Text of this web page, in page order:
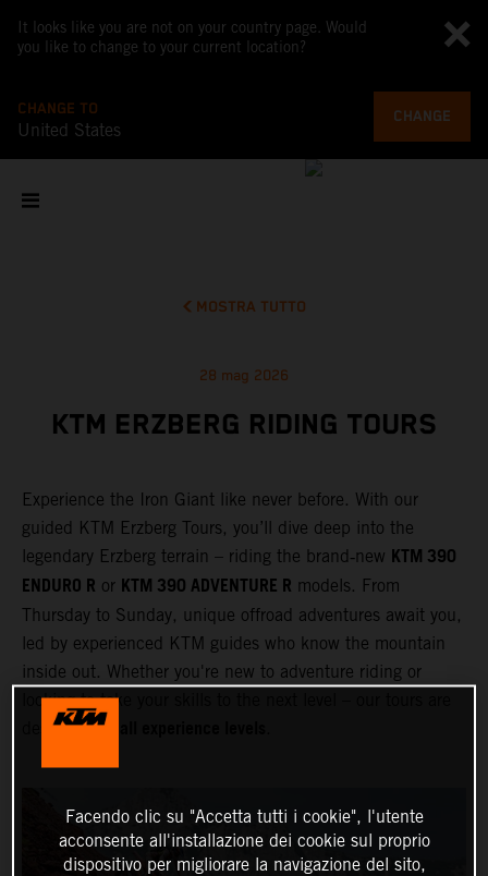
It looks like you are not on your country page. Would
you like to change to your current location?
CHANGE TO
United States
CHANGE
MOSTRA TUTTO
28 mag 2026
KTM ERZBERG RIDING TOURS
Experience the Iron Giant like never before. With our
guided KTM Erzberg Tours, you’ll dive deep into the
legendary Erzberg terrain – riding the brand‑new KTM 390
ENDURO R or KTM 390 ADVENTURE R models. From
Thursday to Sunday, unique offroad adventures await you,
led by experienced KTM guides who know the mountain
inside out. Whether you're new to adventure riding or
looking to take your skills to the next level – our tours are
designed for
Facendo clic su "Accetta tutti i cookie", l'utente
acconsente all'installazione dei cookie sul proprio
dispositivo per migliorare la navigazione del sito,